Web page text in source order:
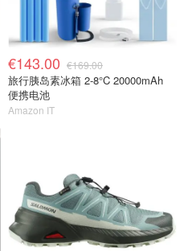
€143.00 €169.00
旅行胰岛素冰箱 2-8°C 20000mAh
便携电池
Amazon IT